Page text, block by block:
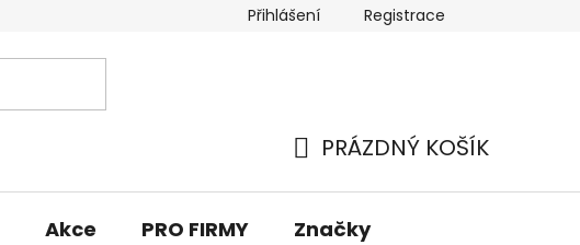
Přihlášení Registrace
KOŠÍK
PRÁZDNÝ KOŠÍK
Akce PRO FIRMY Značky